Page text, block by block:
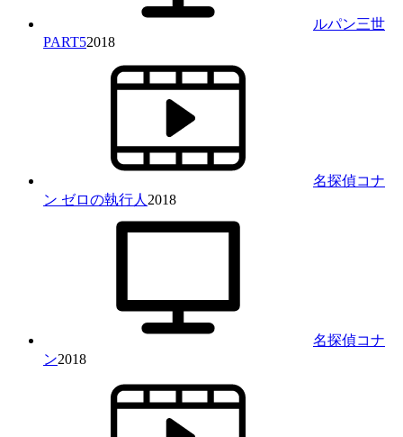
ルパン三世
PART52018
名探偵コナ
ン ゼロの執行人 2018
名探偵コナ
ン2018